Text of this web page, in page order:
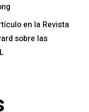
en la Revista
sobre las